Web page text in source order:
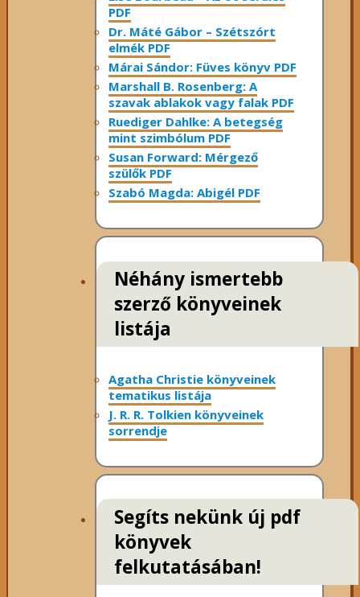
PDF
Dr. Máté Gábor – Szétszórt
elmék PDF
Márai Sándor: Füves könyv PDF
Marshall B. Rosenberg: A
szavak ablakok vagy falak PDF
Ruediger Dahlke: A betegség
mint szimbólum PDF
Susan Forward: Mérgező
szülők PDF
Szabó Magda: Abigél PDF
Néhány ismertebb
szerző könyveinek
listája
Agatha Christie könyveinek
tematikus listája
J. R. R. Tolkien könyveinek
sorrendje
Segíts nekünk új pdf
könyvek
felkutatásában!